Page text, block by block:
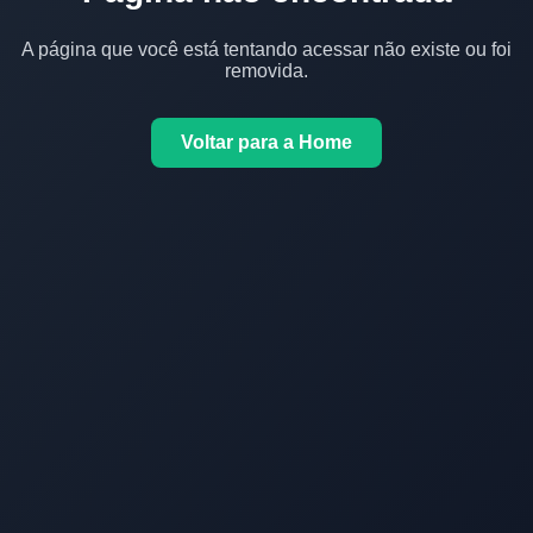
A página que você está tentando acessar não existe ou foi
removida.
Voltar para a Home